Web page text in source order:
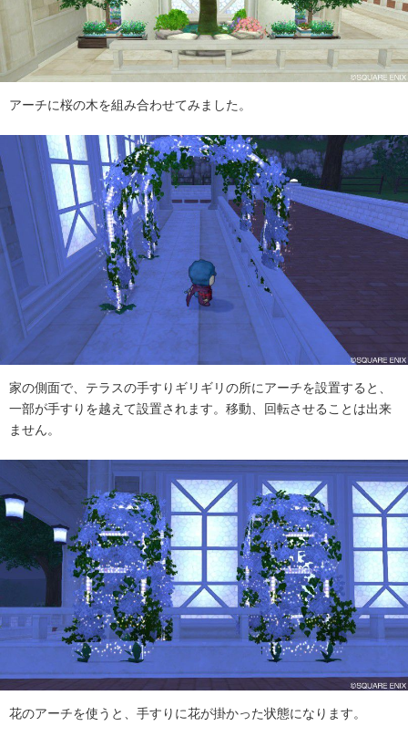
アーチに桜の木を組み合わせてみました。
家の側面で、テラスの手すりギリギリの所にアーチを設置すると、
一部が手すりを越えて設置されます。移動、回転させることは出来
ません。
花のアーチを使うと、手すりに花が掛かった状態になります。